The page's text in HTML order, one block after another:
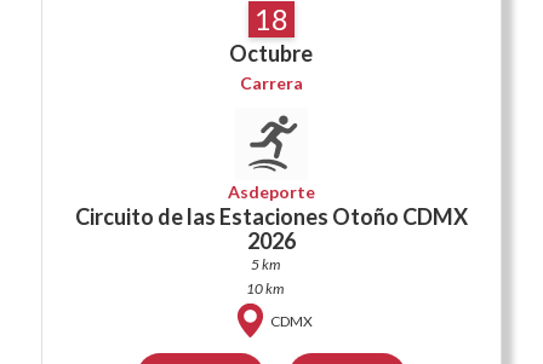
18
Octubre
Carrera
Asdeporte
Circuito de las Estaciones Otoño CDMX
2026
5 km
10 km
CDMX